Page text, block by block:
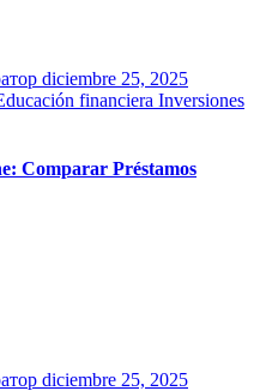
diciembre 25, 2025
financiera Inversiones
Comparar Préstamos
diciembre 25, 2025